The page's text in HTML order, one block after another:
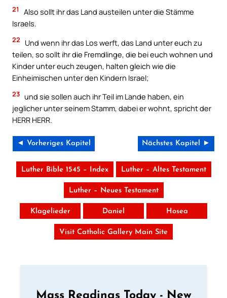
21
Also sollt ihr das Land austeilen unter die Stämme
Israels.
22
Und wenn ihr das Los werft, das Land unter euch zu
teilen, so sollt ihr die Fremdlinge, die bei euch wohnen und
Kinder unter euch zeugen, halten gleich wie die
Einheimischen unter den Kindern Israel;
23 und sie sollen auch ihr Teil im Lande haben, ein
jeglicher unter seinem Stamm, dabei er wohnt, spricht der
HERR HERR.
◄ Vorheriges Kapitel Nächstes Kapitel ►
Luther Bible 1545 – Index Luther – Altes Testament
Luther – Neues Testament
Klagelieder Daniel Hosea
Visit Catholic Gallery Main Site